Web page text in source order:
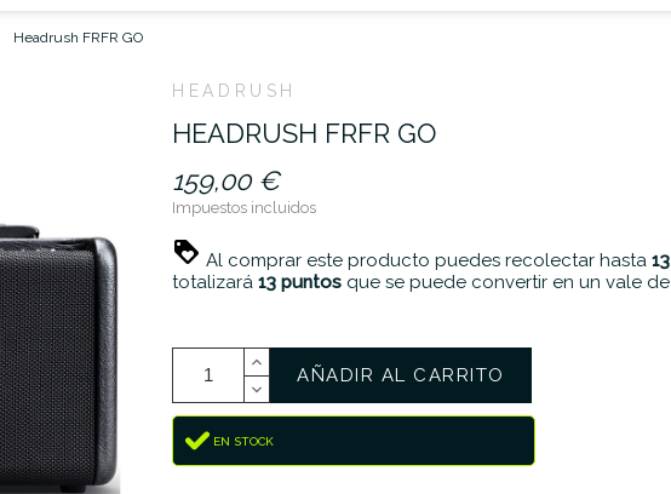
Headrush FRFR GO
HEADRUSH
HEADRUSH FRFR GO
159,00 €
Impuestos incluidos
Al comprar este producto puedes recolectar hasta 13
totalizará 13 puntos que se puede convertir en un vale de
AÑADIR AL CARRITO
EN STOCK